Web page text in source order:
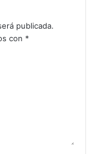
publicada.
con *